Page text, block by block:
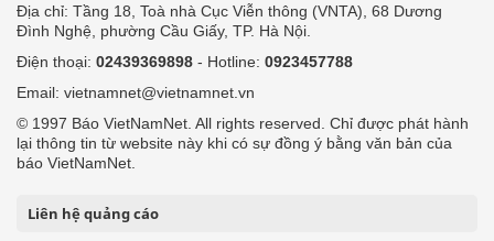
Địa chỉ: Tầng 18, Toà nhà Cục Viễn thông (VNTA), 68 Dương
Đình Nghệ, phường Cầu Giấy, TP. Hà Nội.
Điện thoại: 02439369898 - Hotline: 0923457788
Email: vietnamnet@vietnamnet.vn
© 1997 Báo VietNamNet. All rights reserved. Chỉ được phát hành
lại thông tin từ website này khi có sự đồng ý bằng văn bản của
báo VietNamNet.
Liên hệ quảng cáo